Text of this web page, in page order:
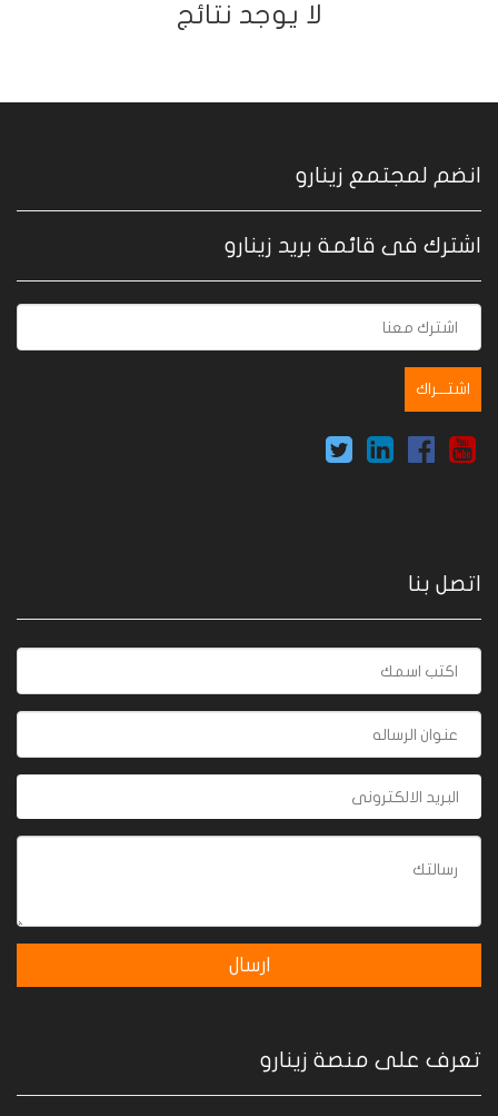
ﻻ يوجد نتائج
انضم لمجتمع زينارو
اشترك فى قائمة بريد زينارو
اتصل بنا
تعرف على منصة زينارو